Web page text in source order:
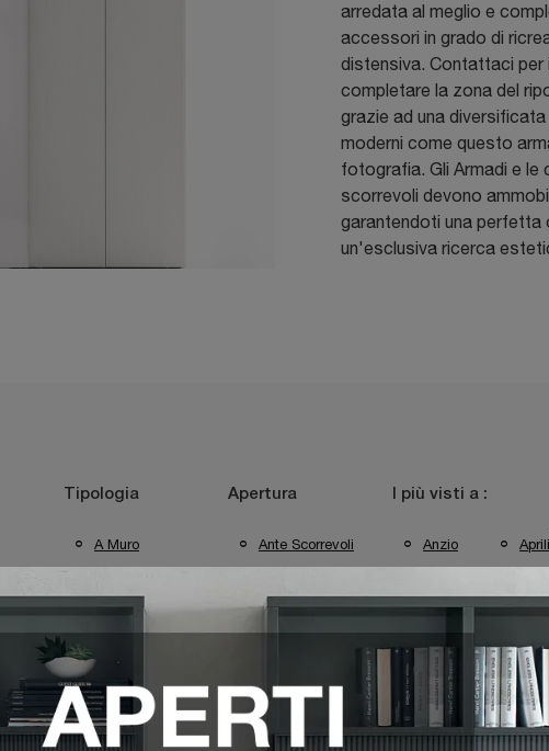
arredata al meglio e
accessori in grado di
distensiva. Contattaci per
completare la zona del
grazie ad una
moderni come questo
fotografia. Gli Armadi e le
scorrevoli devono
garantendoti una perfetta
un'esclusiva ricerca
Tipologia
A Muro
Apertura
Ante Scorrevoli
I più visti a :
Anzio
Sabaudia